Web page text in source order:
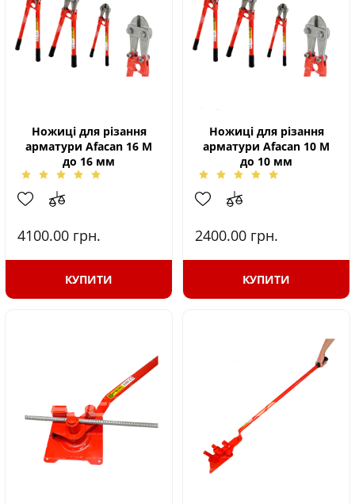
Ножиці для різання
арматури Afacan 16 М
до 16 мм
4100.00 грн.
КУПИТИ
Ножиці для різання
арматури Afacan 10 М
до 10 мм
2400.00 грн.
КУПИТИ